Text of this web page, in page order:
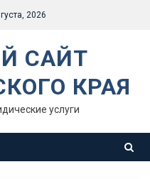
2026
САЙТ
КРАЯ
услуги